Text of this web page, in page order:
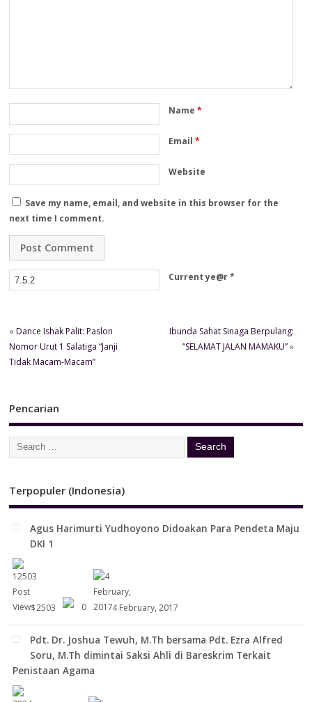
Name*
Email*
Website
Save my name, email, and website in this browser for the
next time I comment.
Current ye@r*
«Dance Ishak Palit: Paslon
Nomor Urut 1 Salatiga “Janji
Tidak Macam-Macam”
Ibunda Sahat Sinaga Berpulang:
“SELAMAT JALAN MAMAKU”»
Pencarian
Terpopuler (Indonesia)
Agus Harimurti Yudhoyono Didoakan Para Pendeta Maju
DKI 1
12503 0 4 February, 2017
Pdt. Dr. Joshua Tewuh, M.Th bersama Pdt. Ezra Alfred
Soru, M.Th dimintai Saksi Ahli di Bareskrim Terkait
Penistaan Agama